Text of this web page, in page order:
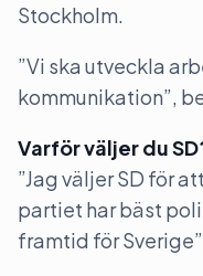
Stockholm.
”Vi ska utveckla
kommunikation”,
Varför väljer du
”Jag väljer SD för
partiet har bäst
framtid för